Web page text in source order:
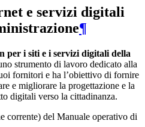
e servizi digitali
¶
per i siti e i servizi digitali della
strumento di lavoro dedicato alla
fornitori e ha l’obiettivo di fornire
e migliorare la progettazione e la
digitali verso la cittadinanza.
corrente) del Manuale operativo di